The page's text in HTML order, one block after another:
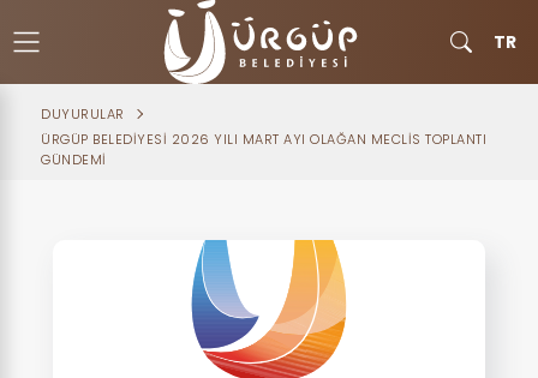
TR
DUYURULAR
ÜRGÜP BELEDİYESİ 2026 YILI MART AYI OLAĞAN MECLİS TOPLANTI
GÜNDEMİ